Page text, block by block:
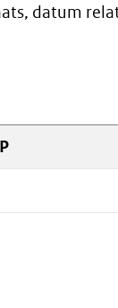
datum